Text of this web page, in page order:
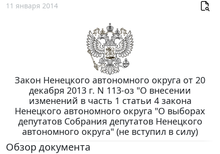
11 января 2014
Закон Ненецкого автономного округа от 20
декабря 2013 г. N 113-оз "О внесении
изменений в часть 1 статьи 4 закона
Ненецкого автономного округа "О выборах
депутатов Собрания депутатов Ненецкого
автономного округа" (не вступил в силу)
Обзор документа